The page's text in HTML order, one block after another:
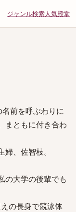
ジャンル検索人気殿堂
前を呼ぶわりに
まともに付き合わ
、佐智枝。
の大学の後輩でも
の長身で競泳体